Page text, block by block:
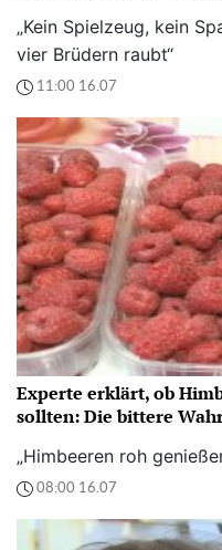
„Kein Spielzeug, kein
vier Brüdern raubt“
11:00 16.07
Experte erklärt, ob
sollten: Die bittere
„Himbeeren roh
08:00 16.07